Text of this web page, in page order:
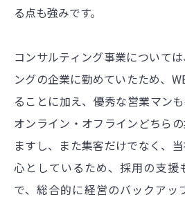
る点も強みです。
コンサルティング事業について
ングの企業に勤めていたため、
ることに加え、優秀な営業マン
オンライン・オフラインどちら
ますし、また集客だけでなく、
心としているため、採用の支援
で、総合的に経営のバックアッ